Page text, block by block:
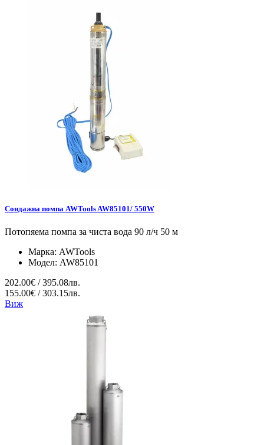
Сондажна помпа AWTools AW85101/ 550W
Потопяема помпа за чиста вода 90 л/ч 50 м
Марка: AWTools
Модел: AW85101
202.00€ / 395.08лв.
155.00€ / 303.15лв.
Виж